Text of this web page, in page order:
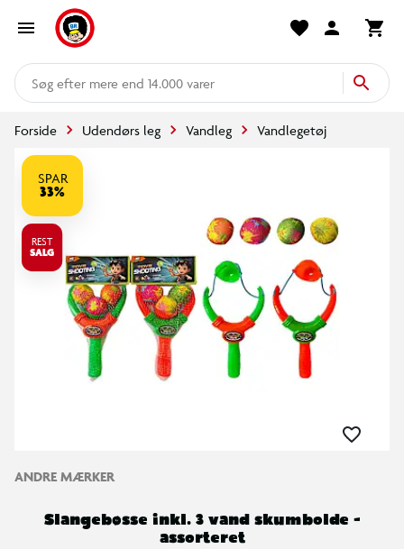
mere end 14.000 varer
Forside Udendørs leg Vandleg Vandlegetøj
SPAR
33%
REST
SALG
ANDRE MÆRKER
Slangebøsse inkl. 3 vand skumbolde -
assorteret